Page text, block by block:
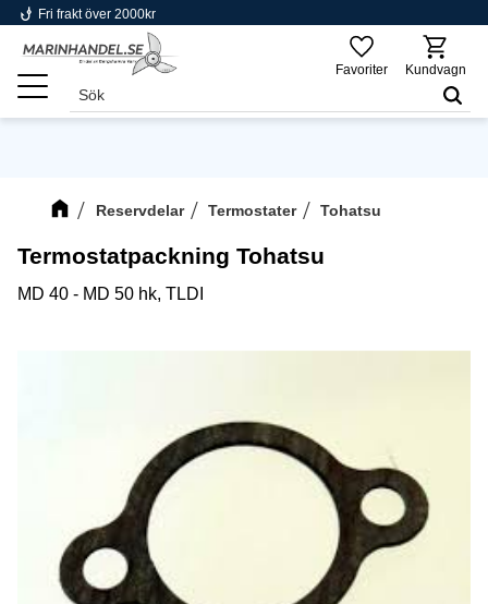
Meny
phishing Fri frakt över 2000kr
Favoriter Kundvagn
Reservdelar Termostater Tohatsu
Termostatpackning Tohatsu
MD 40 - MD 50 hk, TLDI